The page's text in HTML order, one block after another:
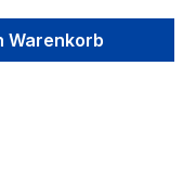
Warenkorb